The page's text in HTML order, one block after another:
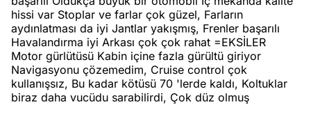
hissi var Stoplar ve farlar çok güzel, Farların
aydınlatması da iyi Jantlar yakışmış, Frenler başarılı
Havalandırma iyi Arkası çok çok rahat =EKSİLER
Motor gürlütüsü Kabin içine fazla gürültü giriyor
Navigasyonu çözemedim, Cruise control çok
kullanışsız, Bu kadar kötüsü 70 'lerde kaldı, Koltuklar
biraz daha vucüdu sarabilirdi, Çok düz olmuş